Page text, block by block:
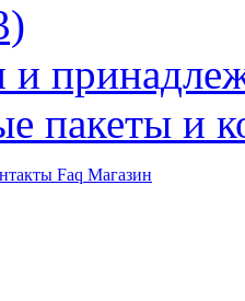
и
пакеты и
Faq Магазин